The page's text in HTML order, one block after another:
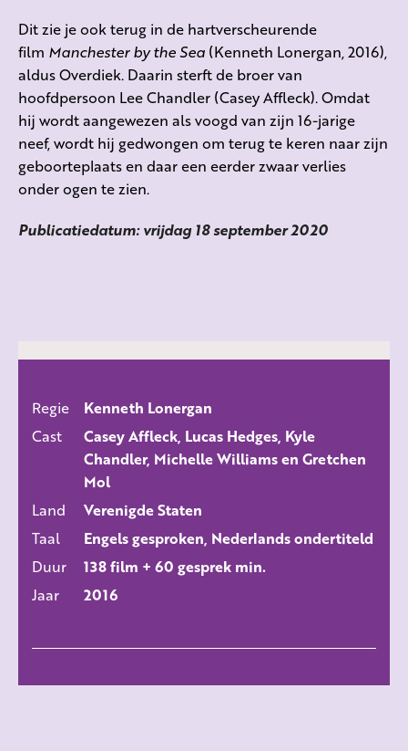
Dit zie je ook terug in de hartverscheurende
film Manchester by the Sea (Kenneth Lonergan, 2016),
aldus Overdiek. Daarin sterft de broer van
hoofdpersoon Lee Chandler (Casey Affleck). Omdat
hij wordt aangewezen als voogd van zijn 16-jarige
neef, wordt hij gedwongen om terug te keren naar zijn
geboorteplaats en daar een eerder zwaar verlies
onder ogen te zien.
Publicatiedatum: vrijdag 18 september 2020
ALLE FILMS
Regie
Kenneth Lonergan
Cast
Casey Affleck, Lucas Hedges, Kyle
Chandler, Michelle Williams en Gretchen
Mol
Land
Verenigde Staten
Taal
Engels gesproken, Nederlands ondertiteld
Duur
138 film + 60 gesprek min.
Jaar
2016